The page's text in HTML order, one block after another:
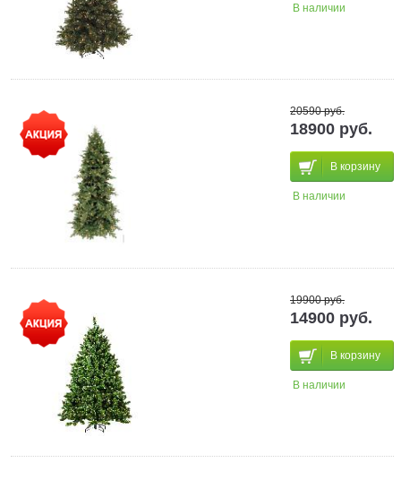
В наличии
20590 руб.
18900 руб.
В корзину
В наличии
19900 руб.
14900 руб.
В корзину
В наличии